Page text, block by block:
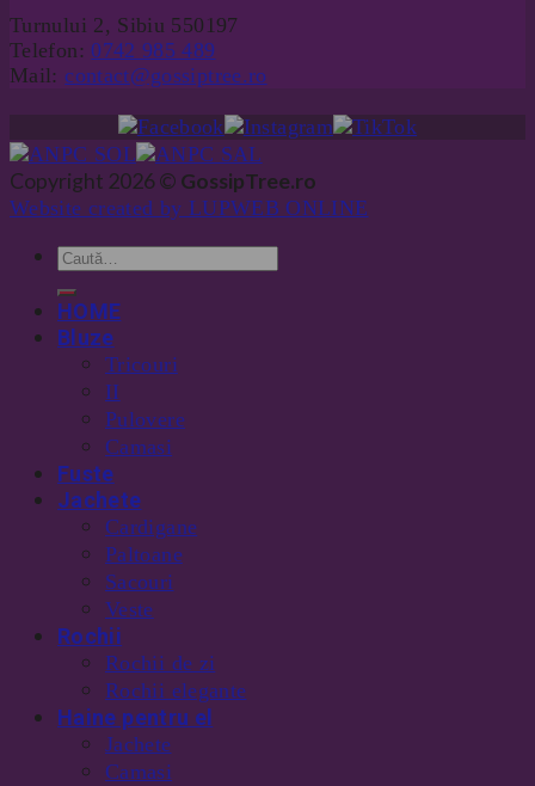
Turnului 2, Sibiu 550197
Telefon: 0742 985 489
Mail: contact@gossiptree.ro
Copyright 2026 © GossipTree.ro
Website created by LUPWEB ONLINE
HOME
Bluze
Tricouri
II
Pulovere
Camasi
Fuste
Jachete
Cardigane
Paltoane
Sacouri
Veste
Rochii
Rochii de zi
Rochii elegante
Haine pentru el
Jachete
Camasi